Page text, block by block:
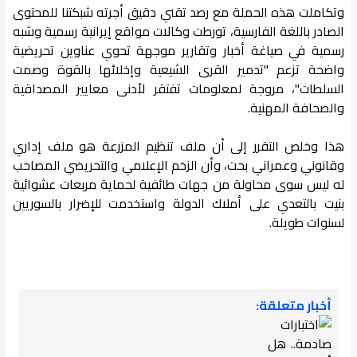
وتكاملت هذه الحملة مع رصد تقني دقيق أجرته شبكتنا للمحتوى
الصادر باللغة الفارسية، تورطت وكالات مواقع إيرانية رسمية وشبه
رسمية في صياغة أخبار وتقارير موجهة تحوي عناوين تحريضية
واضحة تزعم "تدمير القرى الشيعية وإخلائها بالقوة وصمت
السلطات"، مروجة لمعلومات تفتقر لأدنى معايير المصداقية
والصحافة المهنية.
هذا وخلص التقرر إلى أن ملف تنظيم المزرعة هو ملف إداري
وقانوني وعمراني بحت، وأن الزخم الإعلامي والتحريضي المصاحب
له ليس سوى محاولة من جهات طائفية لحماية مربعات عشوائية
بنيت بالتعدي على أملاك الدولة واستخدمت للإضرار بالسوريين
لسنوات طويلة.
أخبار متعلقة: